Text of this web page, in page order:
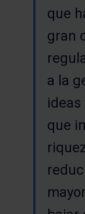
que
gran
a la
ideas
que